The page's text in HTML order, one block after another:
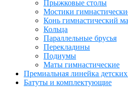
Прыжковые столы
Мостики
Конь гимнастический
Кольца
Параллельные брусья
Перекладины
Подиумы
Маты гимнастические
Премиальная линейка
Батуты и комплектующие